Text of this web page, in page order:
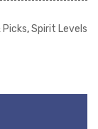
Picks,Spirit Levels